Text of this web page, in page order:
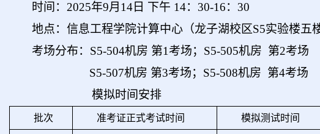
时间：2025年9月14日 下午 14：30-16：30
地点：信息工程学院计算中心（龙子湖校区S5实验楼五
考场分布： S5-504机房 第1考场； S5-505机房 第2考场
S5-507机房 第3考场； S5-508机房 第4考场
模拟时间安排
批次 准考证正式考试时间 模拟测试时间